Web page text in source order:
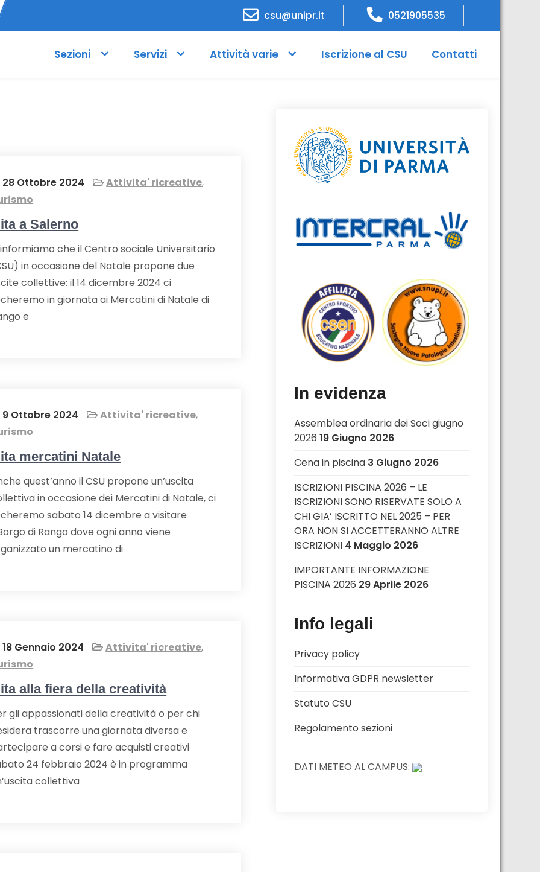
csu@unipr.it 0521905535
Sezioni Servizi Attività varie Iscrizione al CSU Contatti
28 Ottobre 2024 Attivita' ricreative,
a Salerno
che il Centro sociale Universitario
in occasione del Natale propone due
collettive: il 14 dicembre 2024 ci
in giornata ai Mercatini di Natale di
e
9 Ottobre 2024 Attivita' ricreative,
mercatini Natale
quest’anno il CSU propone un’uscita
in occasione dei Mercatini di Natale, ci
sabato 14 dicembre a visitare
di Rango dove ogni anno viene
un mercatino di
18 Gennaio 2024 Attivita' ricreative,
alla fiera della creatività
gli appassionati della creatività o per chi
trascorre una giornata diversa e
a corsi e fare acquisti creativi
24 febbraio 2024 è in programma
collettiva
In evidenza
Assemblea ordinaria dei Soci giugno
2026 19 Giugno 2026
Cena in piscina 3 Giugno 2026
ISCRIZIONI PISCINA 2026 – LE
ISCRIZIONI SONO RISERVATE SOLO A
CHI GIA’ ISCRITTO NEL 2025 – PER
ORA NON SI ACCETTERANNO ALTRE
ISCRIZIONI 4 Maggio 2026
IMPORTANTE INFORMAZIONE
PISCINA 2026 29 Aprile 2026
Info legali
Privacy policy
Informativa GDPR newsletter
Statuto CSU
Regolamento sezioni
DATI METEO AL CAMPUS: